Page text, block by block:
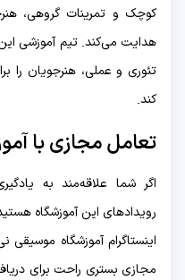
کوچک و تمرینات گروهی،
هدایت می‌کند. تیم آموزشی
تئوری و عملی، هنرجویان را
کند.
تعامل مجازی با
اگر شما علاقه‌مند به
رویدادهای این آموزشگاه
اینستاگرام آموزشگاه
مجازی بستری راحت برای